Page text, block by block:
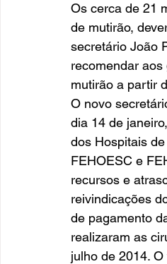
Os cerca de 21
de mutirão,
secretário João
recomendar
mutirão a partir
O novo
dia 14 de
dos Hospitais
FEHOESC e
recursos e
reivindicações
de pagamento
realizaram as
julho de 2014.